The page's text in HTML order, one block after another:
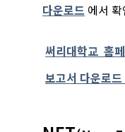
다운로드 에서
써리대학교 홈
보고서 다운로